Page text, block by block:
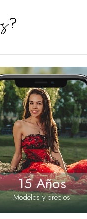
?
15 Años
Modelos y precios